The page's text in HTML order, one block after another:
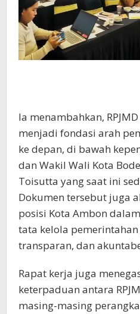
Ia menambahkan,
menjadi fondasi arah
ke depan, di bawah
dan Wakil Wali Kota
Toisutta yang saat ini
Dokumen tersebut juga
posisi Kota Ambon
tata kelola
transparan, dan
Rapat kerja juga
keterpaduan antara
masing-masing